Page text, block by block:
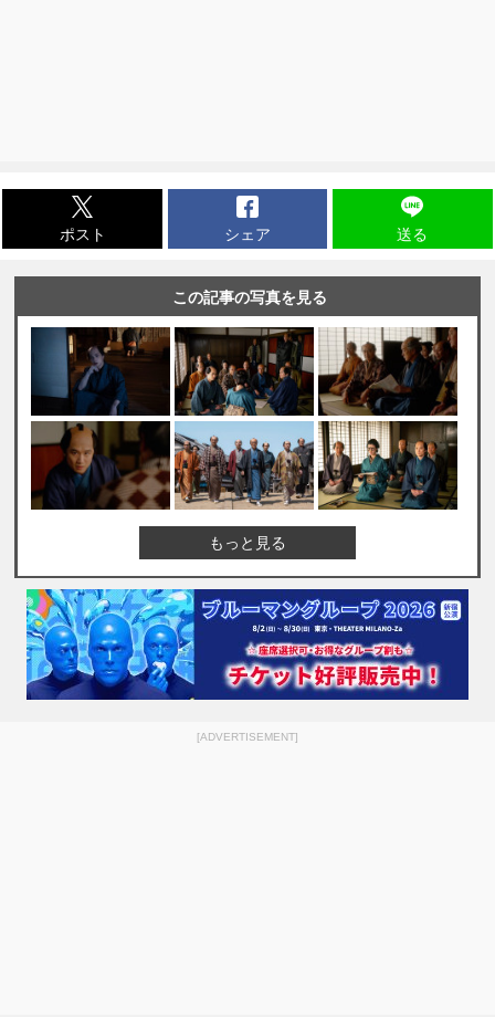
ポスト シェア 送る
この記事の写真を見る
もっと見る
[ADVERTISEMENT]